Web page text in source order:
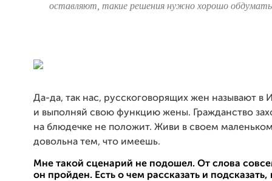
оставляют, такие решения нужно хорошо
Да-да, так нас, русскоговорящих жен называют в
и выполняй свою функцию жены. Гражданство
на блюдечке не положит. Живи в своем
довольна тем, что имеешь.
Мне такой сценарий не подошел. От слова
он пройден. Есть о чем рассказать и